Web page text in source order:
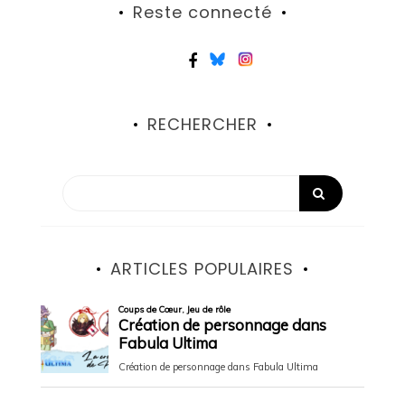
Reste connecté
RECHERCHER
ARTICLES POPULAIRES